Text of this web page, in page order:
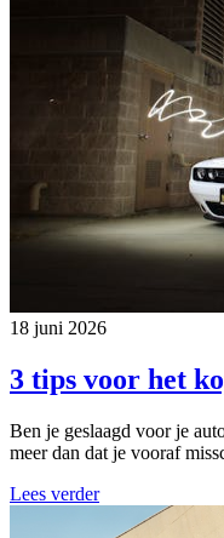
18 juni 2026
3 tips voor het
Ben je geslaagd voor je
meer dan dat je vooraf
Lees verder